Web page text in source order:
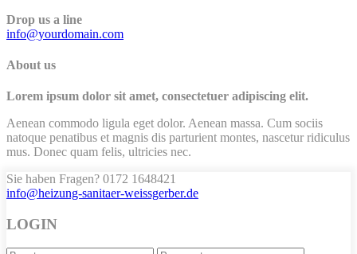
Drop us a line
info@yourdomain.com
About us
Lorem ipsum dolor sit amet, consectetuer adipiscing elit.
Aenean commodo ligula eget dolor. Aenean massa. Cum sociis
natoque penatibus et magnis dis parturient montes, nascetur ridiculus
mus. Donec quam felis, ultricies nec.
Sie haben Fragen? 0172 1648421
info@heizung-sanitaer-weissgerber.de
LOGIN